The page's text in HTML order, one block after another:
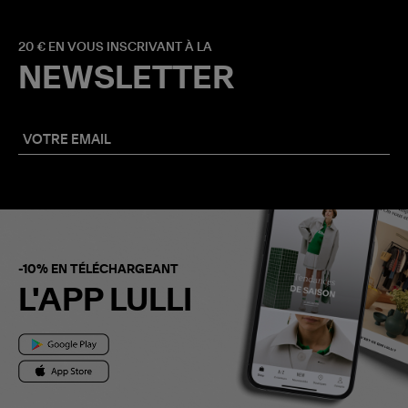
20 € EN VOUS INSCRIVANT À LA
NEWSLETTER
-10% EN TÉLÉCHARGEANT
L'APP LULLI